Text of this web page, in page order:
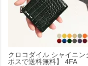
クロコダイル シャイニ
ポスで送料無料】 4FA